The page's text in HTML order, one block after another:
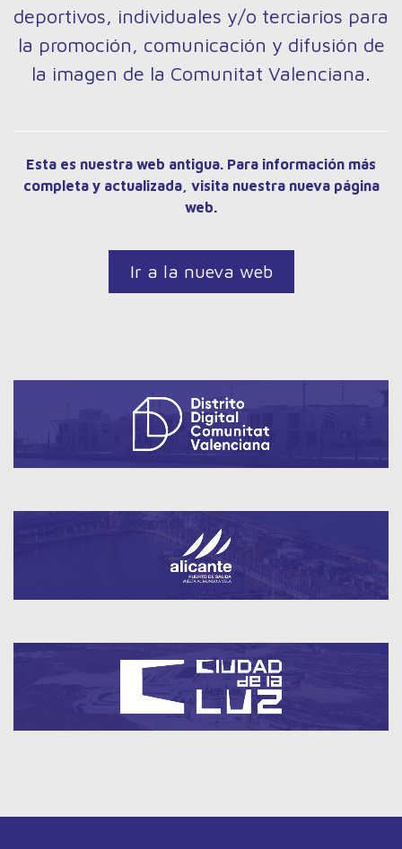
deportivos, individuales y/o terciarios para
la promoción, comunicación y difusión de
la imagen de la Comunitat Valenciana.
Esta es nuestra web antigua. Para información más
completa y actualizada, visita nuestra nueva página
web.
Ir a la nueva web